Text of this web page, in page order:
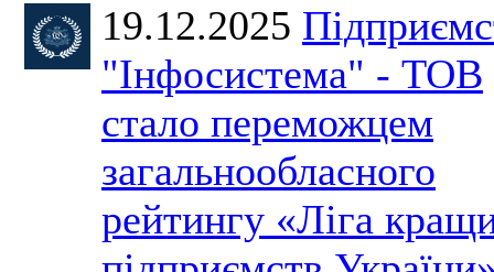
19.12.2025
"Інфосистема" - ТОВ
стало переможцем
загальнообласного
рейтингу «Ліга